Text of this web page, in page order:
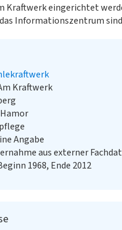
Kraftwerk eingerichtet
Informationszentrum
Kraftwerk
Hamor
Angabe
aus externer
1968, Ende 2012